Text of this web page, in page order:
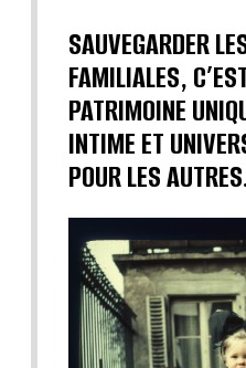
SAUVEGARDER
FAMILIALES,
PATRIMOINE
INTIME ET
POUR LES